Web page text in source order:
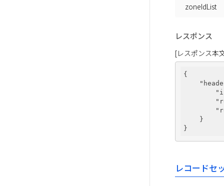
zoneIdList
レスポンス
[レスポンス本
{
    }
レコードセ